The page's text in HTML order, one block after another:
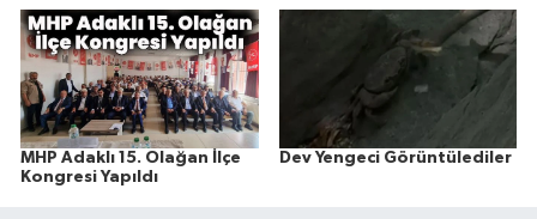
MHP Adaklı 15. Olağan İlçe
Kongresi Yapıldı
Dev Yengeci Görüntülediler